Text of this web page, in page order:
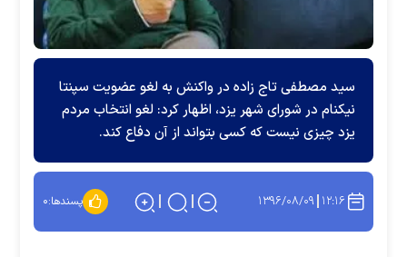
سید مصطفی تاج زاده در واکنش به لغو عضویت سپنتا
نیکنام در شورای شهر یزد، اظهار کرد: لغو انتخاب مردم
یزد چیزی نیست که کسی بتواند از آن دفاع کند.
۱۲:۱۶ ۱۳۹۶/۰۸/۰۹ پسندها:۰